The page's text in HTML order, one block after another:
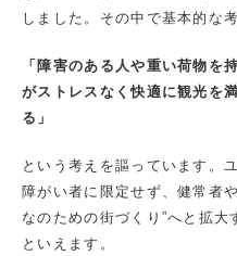
しました。その中で基本的な
「障害のある人や重い荷物を
がストレスなく快適に観光を
る」
という考えを謳っています。
障がい者に限定せず、健常者
なのための街づくり”へと拡
といえます。